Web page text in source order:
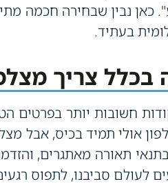
נבין שבחירה חכמה
בעתיד.
צריך
חשובות יותר בפרטים
אולי תמיד בכיס, אבל
תאורה מאתגרים,
לעולם סביבנו, לתפוס